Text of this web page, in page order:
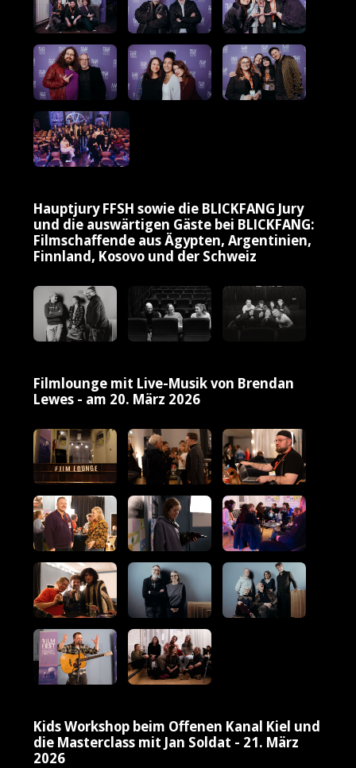
Hauptjury FFSH sowie die BLICKFANG Jury
und die auswärtigen Gäste bei BLICKFANG:
Filmschaffende aus Ägypten, Argentinien,
Finnland, Kosovo und der Schweiz
Filmlounge mit Live-Musik von Brendan
Lewes - am 20. März 2026
Kids Workshop beim Offenen Kanal Kiel und
die Masterclass mit Jan Soldat - 21. März
2026